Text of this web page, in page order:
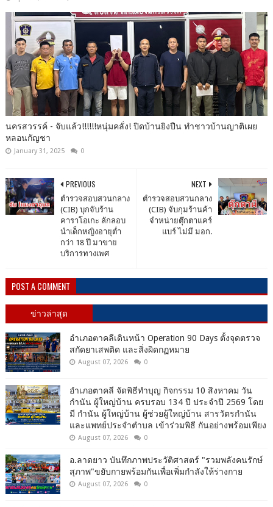
นครสวรรค์ - จับแล้ว!!!!!!หนุ่มคลั่ง! ปิดบ้านยิงปืน ทำชาวบ้านญาติเผย
หลอนกัญชา
January 31, 2025 0
NEXT
ตำรวจสอบสวนกลาง
(CIB) จับกุมร้านค้า
จำหน่ายตุ๊กตาแคร์
แบร์ ไม่มี มอก.
PREVIOUS
ตำรวจสอบสวนกลาง
(CIB) บุกจับร้าน
คาราโอเกะ ลักลอบ
นำเด็กหญิงอายุต่ำ
กว่า 18 ปี มาขาย
บริการทางเพศ
POST A COMMENT
ข่าวล่าสุด
อำเภอตาคลีเดินหน้า Operation 90 Days ตั้งจุดตรวจ
สกัดยาเสพติด และสิ่งผิดกฏหมาย
August 07, 2026 0
อำเภอตาคลี จัดพิธีทำบุญ กิจกรรม 10 สิงหาคม วัน
กำนัน ผู้ใหญ่บ้าน ครบรอบ 134 ปี ประจำปี 2569 โดย
มี กำนัน ผู้ใหญ่บ้าน ผู้ช่วยผู้ใหญ่บ้าน สารวัตรกำนัน
และแพทย์ประจำตำบล เข้าร่วมพิธี กันอย่างพร้อมเพียง
August 07, 2026 0
อ.ลาดยาว บันทึกภาพประวัติศาสตร์ "รวมพลังคนรักษ์
สุภาพ"ขยับกายพร้อมกันเพื่อเพิ่มกำลังให้ร่างกาย
August 07, 2026 0